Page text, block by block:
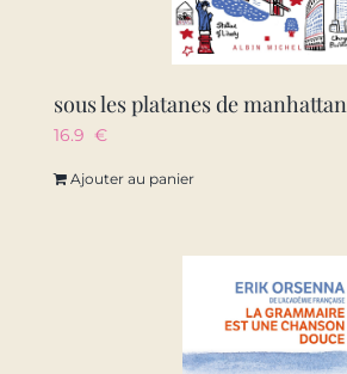
sous les platanes de manhattan
16.9 €
Ajouter au panier